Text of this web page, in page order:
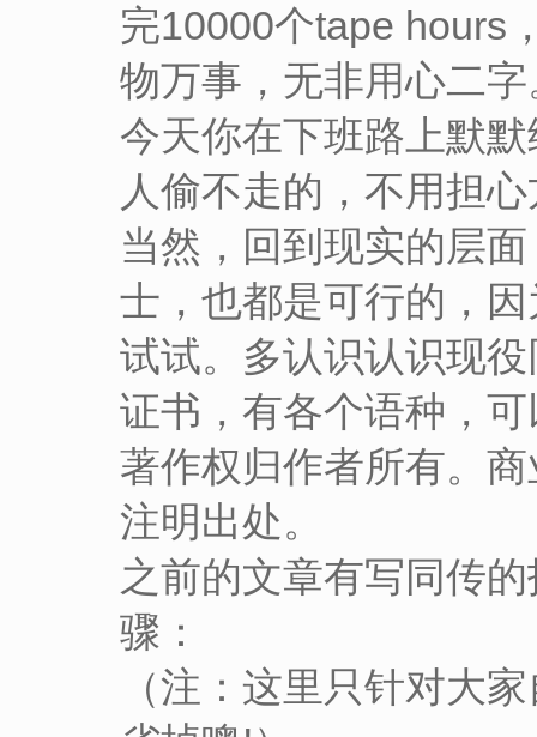
完10000个tape hours
物万事，无非用心二
今天你在下班路上默
人偷不走的，不用担
当然，回到现实的层
士，也都是可行的，
试试。多认识认识现
证书，有各个语种，
著作权归作者所有。
注明出处。
之前的文章有写同传
骤：
（注：这里只针对大